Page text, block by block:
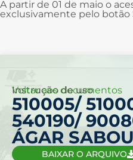
A partir de 01 de maio o
exclusivamente pelo botão
Voltar aos documentos
Instrução de uso
510005/
540190/
ÁGAR
BAIXAR O ARQUIVO